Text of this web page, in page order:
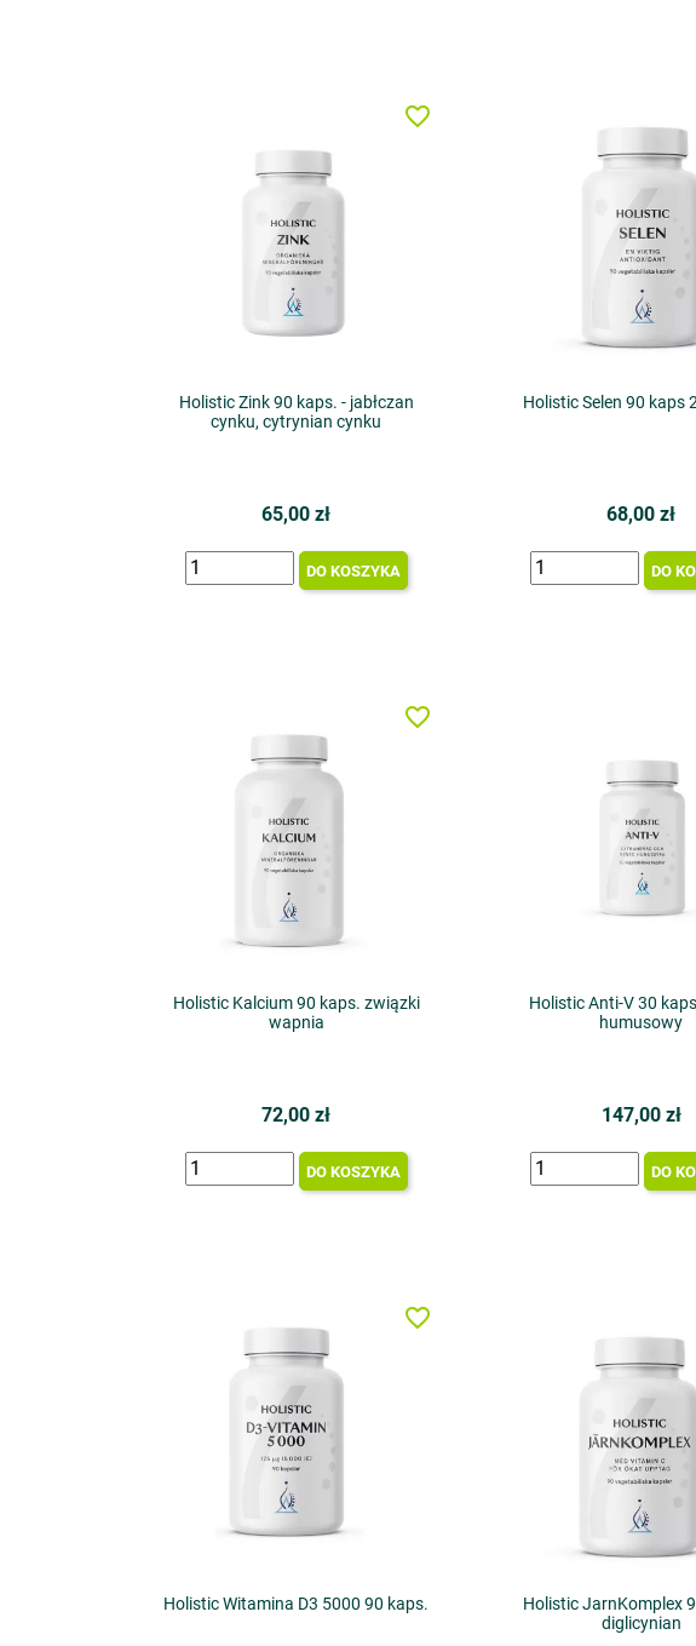
Holistic Zink 90 kaps. - jabłczan
cynku, cytrynian cynku
65,00 zł
DO KOSZYKA
favorite_border
Holistic Selen 90 kaps
68,00 zł
DO
Holistic Kalcium 90 kaps. związki
wapnia
72,00 zł
DO KOSZYKA
favorite_border
Holistic Anti-V 30
humusowy
147,00 zł
DO
Holistic Witamina D3 5000 90 kaps.
favorite_border
Holistic JarnKomplex
diglicynian